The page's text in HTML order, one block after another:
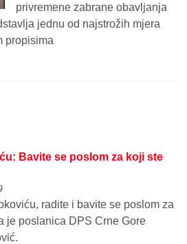
privremene zabrane obavljanja
jednu od najstrožih mjera
propisima
Bavite se poslom za koji ste
radite i bavite se poslom za
je poslanica DPS Crne Gore